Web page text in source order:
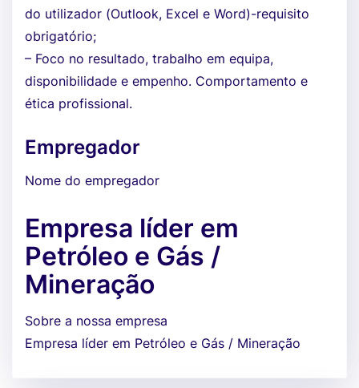
do utilizador (Outlook, Excel e Word)-requisito
obrigatório;
– Foco no resultado, trabalho em equipa,
disponibilidade e empenho. Comportamento e
ética profissional.
Empregador
Nome do empregador
Empresa líder em
Petróleo e Gás /
Mineração
Sobre a nossa empresa
Empresa líder em Petróleo e Gás / Mineração